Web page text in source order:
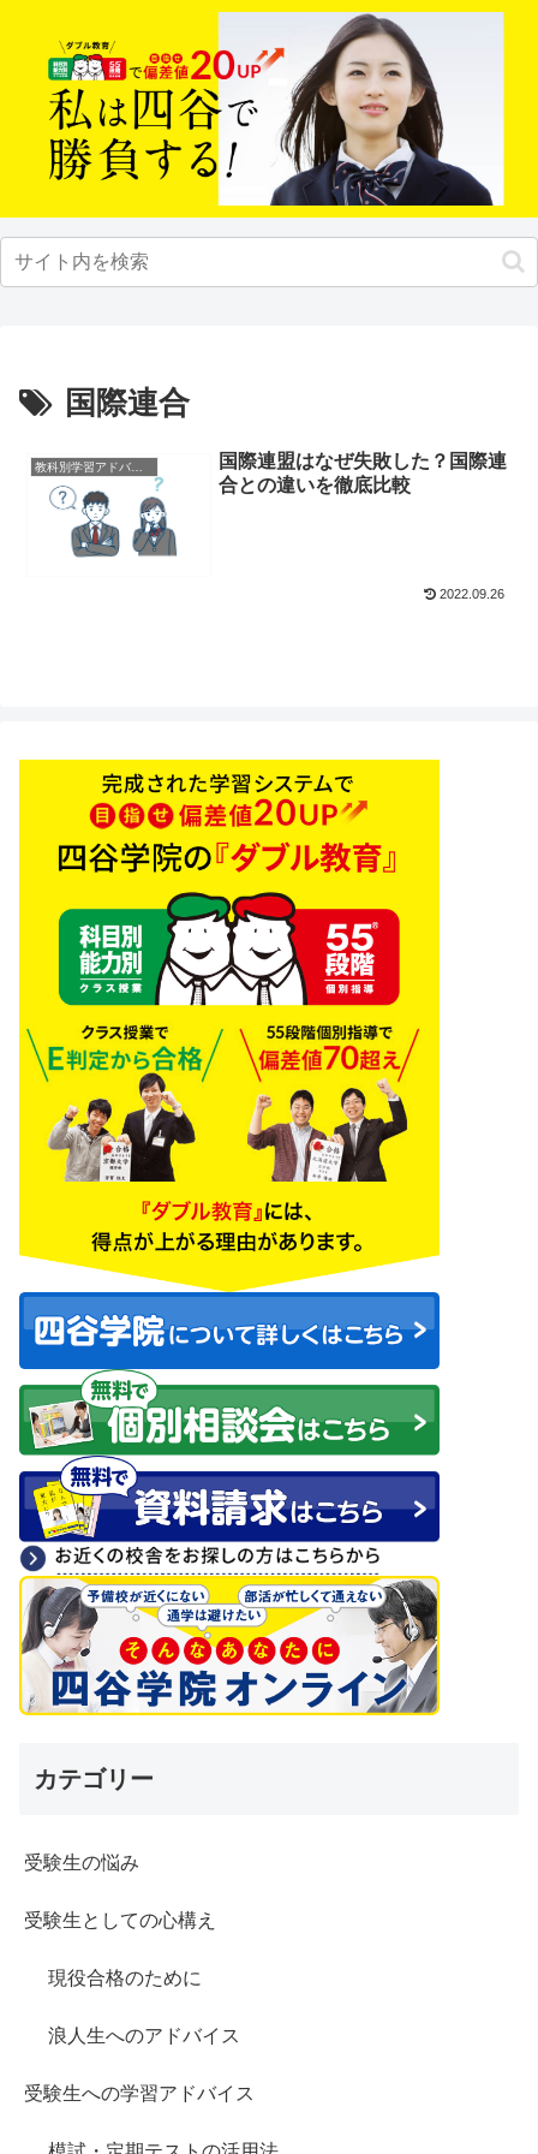
国際連合
教科別学習アドバイス
国際連盟はなぜ失敗した？国際連
合との違いを徹底比較
2022.09.26
カテゴリー
受験生の悩み
受験生としての心構え
現役合格のために
浪人生へのアドバイス
受験生への学習アドバイス